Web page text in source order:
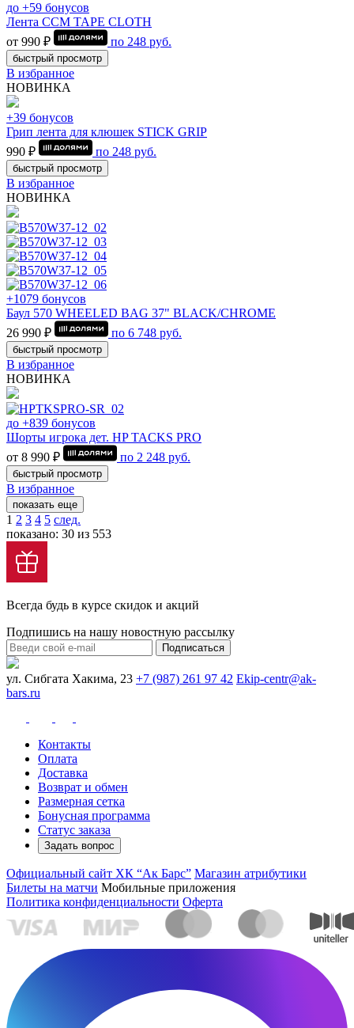
до +59 бонусов
Лента CCM TAPE CLOTH
от 990 ₽
по 248 руб.
быстрый просмотр
В избранное
НОВИНКА
+39 бонусов
Грип лента для клюшек STICK GRIP
990 ₽
по 248 руб.
быстрый просмотр
В избранное
НОВИНКА
+1079 бонусов
Баул 570 WHEELED BAG 37" BLACK/CHROME
26 990 ₽
по 6 748 руб.
быстрый просмотр
В избранное
НОВИНКА
до +839 бонусов
Шорты игрока дет. HP TACKS PRO
от 8 990 ₽
по 2 248 руб.
быстрый просмотр
В избранное
показать еще
1 2 3 4 5 след.
показано: 30 из 553
Всегда будь в курсе скидок и акций
Подпишись на нашу новостную рассылку
Подписаться
ул. Сибгата Хакима, 23 +7 (987) 261 97 42 Ekip-centr@ak-
bars.ru
Контакты
Оплата
Доставка
Возврат и обмен
Размерная сетка
Бонусная программа
Статус заказа
Задать вопрос
Официальный сайт ХК “Ак Барс” Магазин атрибутики
Билеты на матчи Мобильные приложения
Политика конфиденциальности Оферта